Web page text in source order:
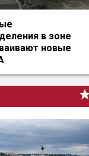
в зоне
новые